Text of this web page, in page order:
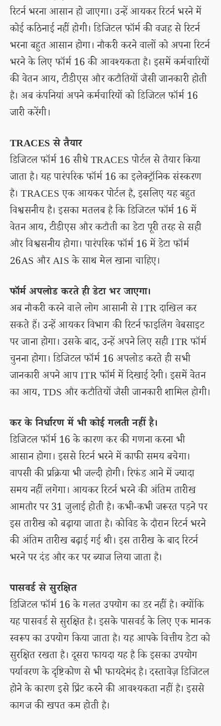
रिटर्न भरना आसान हो जाएगा। उन्हें आयकर रिटर्न भरने में
कोई कठिनाई नहीं होगी। डिजिटल फॉर्म की वजह से रिटर्न
भरना बहुत आसान होगा। नौकरी करने वालों को अपना रिटर्न
भरने के लिए फॉर्म 16 की आवश्यकता है। इसमें कर्मचारियों
की वेतन आय, टीडीएस और कटौतियों जैसी जानकारी होती
है। अब कंपनियां अपने कर्मचारियों को डिजिटल फॉर्म 16
जारी करेंगी।
TRACES से तैयार
डिजिटल फॉर्म 16 सीधे TRACES पोर्टल से तैयार किया
जाता है। यह पारंपरिक फॉर्म 16 का इलेक्ट्रॉनिक संस्करण
है। TRACES एक आयकर पोर्टल है, इसलिए यह बहुत
विश्वसनीय है। इसका मतलब है कि डिजिटल फॉर्म 16 में
वेतन आय, टीडीएस और कटौती का डेटा पूरी तरह से सही
और विश्वसनीय होगा। पारंपरिक फॉर्म 16 में डेटा फॉर्म
26AS और AIS के साथ मेल खाना चाहिए।
फॉर्म अपलोड करते ही डेटा भर जाएगा।
अब नौकरी करने वाले लोग आसानी से ITR दाखिल कर
सकते हैं। उन्हें आयकर विभाग की रिटर्न फाइलिंग वेबसाइट
पर जाना होगा। उसके बाद, उन्हें अपने लिए सही ITR फॉर्म
चुनना होगा। डिजिटल फॉर्म 16 अपलोड करते ही सभी
जानकारी अपने आप ITR फॉर्म में दिखाई देगी। इसमें वेतन
का आय, TDS और कटौतियों जैसी जानकारी शामिल होगी।
कर के निर्धारण में भी कोई गलती नहीं है।
डिजिटल फॉर्म 16 के कारण कर की गणना करना भी
आसान होगा। इससे रिटर्न भरने में काफी समय बचेगा।
वापसी की प्रक्रिया भी जल्दी होगी। रिफंड आने में ज्यादा
समय नहीं लगेगा। आयकर रिटर्न भरने की अंतिम तारीख
आमतौर पर 31 जुलाई होती है। कभी-कभी जरूरत पड़ने पर
इस तारीख को बढ़ाया जाता है। कोविड के दौरान रिटर्न भरने
की अंतिम तारीख बढ़ाई गई थी। इस तारीख के बाद रिटर्न
भरने पर दंड और कर पर ब्याज लिया जाता है।
पासवर्ड से सुरक्षित
डिजिटल फॉर्म 16 के गलत उपयोग का डर नहीं है। क्योंकि
यह पासवर्ड से सुरक्षित है। इसके पासवर्ड के लिए एक मानक
स्वरूप का उपयोग किया जाता है। यह आपके वित्तीय डेटा को
सुरक्षित रखता है। दूसरा फायदा यह है कि इसका उपयोग
पर्यावरण के दृष्टिकोण से भी फायदेमंद है। दस्तावेज़ डिजिटल
होने के कारण इसे प्रिंट करने की आवश्यकता नहीं है। इससे
कागज की खपत कम होती है।